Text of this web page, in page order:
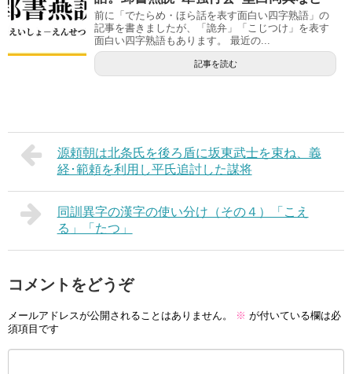
前に「でたらめ・ほら話を表す面白い四字熟語」の
記事を書きましたが、「詭弁」「こじつけ」を表す
面白い四字熟語もあります。 最近の...
記事を読む
源頼朝は北条氏を後ろ盾に坂東武士を束ね、義
経･範頼を利用し平氏追討した謀将
同訓異字の漢字の使い分け（その４）「こえ
る」「たつ」
コメントをどうぞ
メールアドレスが公開されることはありません。 ※ が付いている欄は必
須項目です